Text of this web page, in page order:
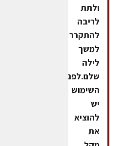
ולתת
לריבה
להתקרר
למשך
לילה
שלם.לפני
השימוש
יש
להוציא
את